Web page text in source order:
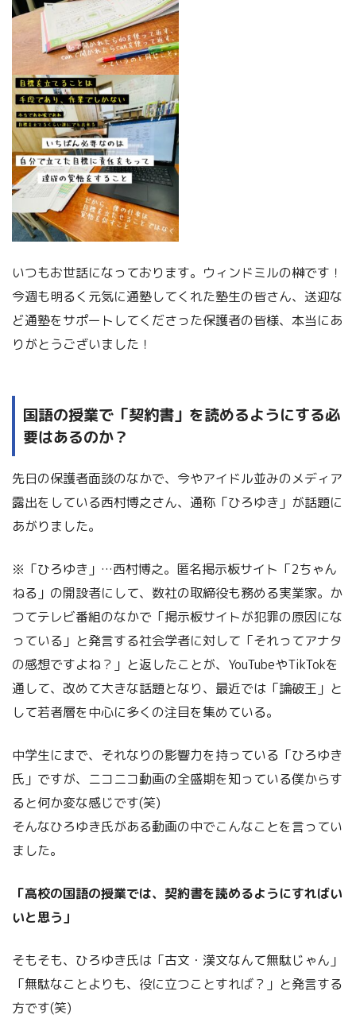
いつもお世話になっております。ウィンドミルの榊です！
今週も明るく元気に通塾してくれた塾生の皆さん、送迎な
ど通塾をサポートしてくださった保護者の皆様、本当にあ
りがとうございました！
国語の授業で「契約書」を読めるようにする必
要はあるのか？
先日の保護者面談のなかで、今やアイドル並みのメディア
露出をしている西村博之さん、通称「ひろゆき」が話題に
あがりました。
※「ひろゆき」…西村博之。匿名掲示板サイト「2ちゃん
ねる」の開設者にして、数社の取締役も務める実業家。か
つてテレビ番組のなかで「掲示板サイトが犯罪の原因にな
っている」と発言する社会学者に対して「それってアナタ
の感想ですよね？」と返したことが、YouTubeやTikTokを
通して、改めて大きな話題となり、最近では「論破王」と
して若者層を中心に多くの注目を集めている。
中学生にまで、それなりの影響力を持っている「ひろゆき
氏」ですが、ニコニコ動画の全盛期を知っている僕からす
ると何か変な感じです(笑)
そんなひろゆき氏がある動画の中でこんなことを言ってい
ました。
「高校の国語の授業では、契約書を読めるようにすればい
いと思う」
そもそも、ひろゆき氏は「古文・漢文なんて無駄じゃん」
「無駄なことよりも、役に立つことすれば？」と発言する
方です(笑)